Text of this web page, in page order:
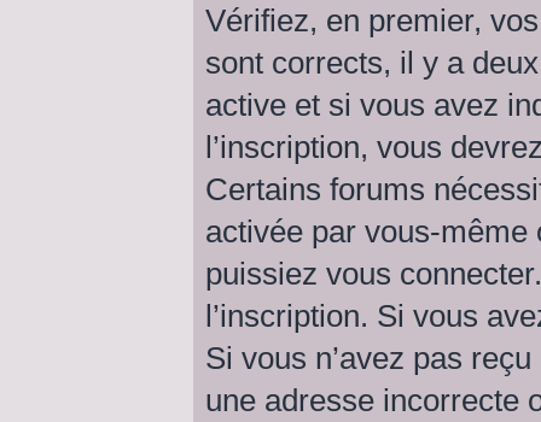
Vérifiez, en premier,
sont corrects, il y a
active et si vous avez
l’inscription, vous
Certains forums
activée par vous-même
puissiez vous
l’inscription. Si vous
Si vous n’avez pas
une adresse incorrecte